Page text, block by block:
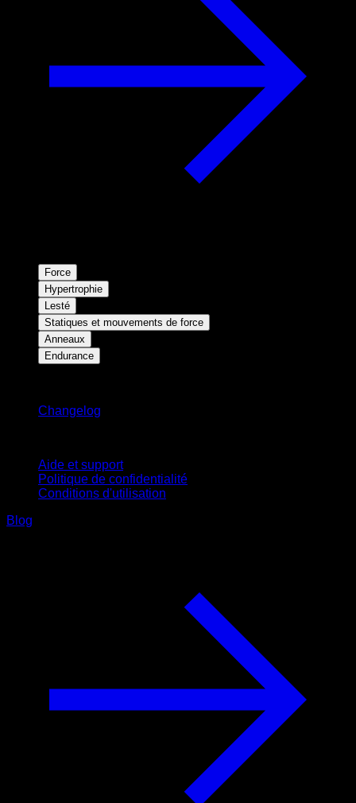
Force
Hypertrophie
Lesté
Statiques et mouvements de force
Anneaux
Endurance
Changelog
Aide et support
Politique de confidentialité
Conditions d'utilisation
Blog